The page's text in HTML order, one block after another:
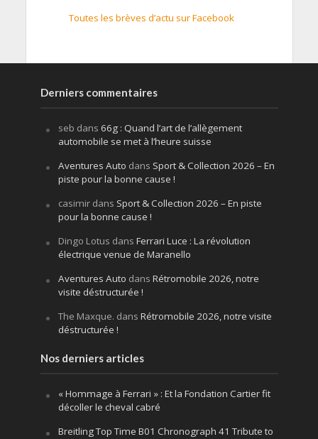
Toutes les brèves d’actu sur Facebook
Derniers commentaires
seb dans 66g : Quand l’art de l’allègement
automobile se met à l’heure suisse
Aventures Auto dans Sport & Collection 2026 – En
piste pour la bonne cause !
casimirdans Sport & Collection 2026 – En piste
pour la bonne cause !
Dingo Lotus dans Ferrari Luce : La révolution
électrique venue de Maranello
Aventures Auto dans Rétromobile 2026, notre
visite déstructurée !
The Maxque. dans Rétromobile 2026, notre visite
déstructurée !
Nos derniers articles
« Hommage à Ferrari » : Et la Fondation Cartier fit
décoller le cheval cabré
Breitling Top Time B01 Chronograph 41 Tribute to